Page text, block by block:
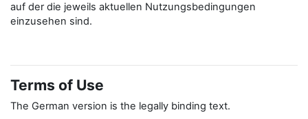
auf der die jeweils aktuellen Nutzungsbedingungen
einzusehen sind.
Terms of Use
The German version is the legally binding text.